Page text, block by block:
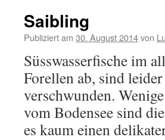
Saibling
Publiziert am 30. August 2014von
Süsswasserfische im
Forellen ab, sind
verschwunden.
vom Bodensee sind
es kaum einen